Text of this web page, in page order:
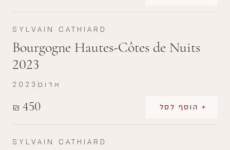
SYLVAIN CATHIARD
Bourgogne Hautes-Côtes de Nuits
2023
₪ 450 + הוסף לסל
2023 אדום
SYLVAIN CATHIARD